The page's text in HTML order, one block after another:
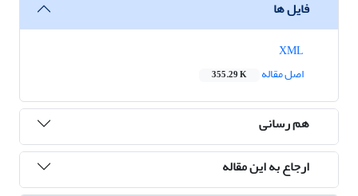
فایل ها
اصل مقاله
355.29 K
هم رسانی
ارجاع به این مقاله